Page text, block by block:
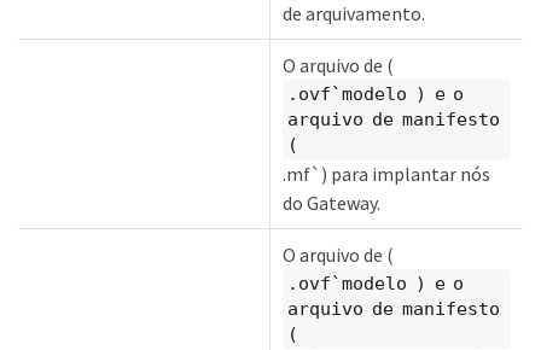
de arquivamento.
O arquivo de (
.ovf`modelo ) e o
arquivo de manifesto
(
.mf`) para implantar nós
do Gateway.
O arquivo de (
.ovf`modelo ) e o
arquivo de manifesto
(